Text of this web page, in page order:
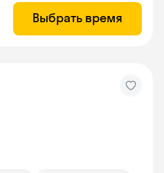
Выбрать время